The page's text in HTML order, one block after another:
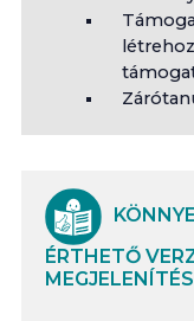
ÉRTHETŐ